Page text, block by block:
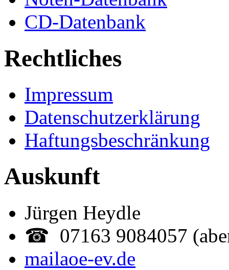
CD-Datenbank
Rechtliches
Impressum
Datenschutzerklärung
Haftungsbeschränkung
Auskunft
Jürgen Heydle
☎ 07163 9084057
mailaoe-ev.de